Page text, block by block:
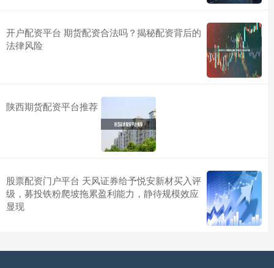
开户配资平台 期货配资合法吗？揭秘配资背后的
法律风险
陕西期货配资平台推荐
股票配资门户平台 天风证券给予悦安新材买入评
级，募投铁粉爬坡拖累盈利能力，静待规模效应
显现